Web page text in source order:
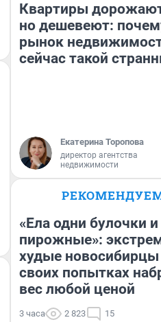
Квартиры
но дешевеют:
рынок
сейчас такой
Екатерина Торопова
директор агентства
недвижимости
«Ела одни булочки и
пирожные»:
худые
своих попытках
вес любой ценой
3 часа 2 823 15